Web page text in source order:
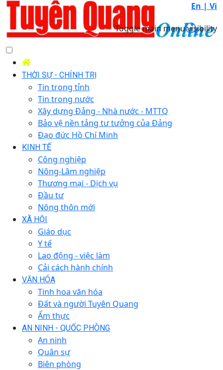
En | Vi
Toggle main menu visibility
THỜI SỰ - CHÍNH TRỊ
Tin trong tỉnh
Tin trong nước
Xây dựng Đảng - Nhà nước - MTTQ
Bảo vệ nền tảng tư tưởng của Đảng
Đạo đức Hồ Chí Minh
KINH TẾ
Công nghiệp
Nông-Lâm nghiệp
Thương mại - Dịch vụ
Đầu tư
Nông thôn mới
XÃ HỘI
Giáo dục
Y tế
Lao động - việc làm
Cải cách hành chính
VĂN HÓA
Tinh hoa văn hóa
Đất và người Tuyên Quang
Ẩm thực
AN NINH - QUỐC PHÒNG
An ninh
Quân sự
Biên phòng